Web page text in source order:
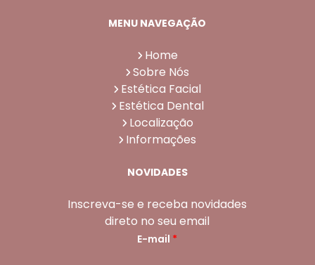
MENU NAVEGAÇÃO
Home
Sobre Nós
Estética Facial
Estética Dental
Localização
Informações
NOVIDADES
Inscreva-se e receba novidades
direto no seu email
E-mail *